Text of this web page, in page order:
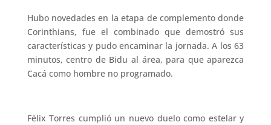
Hubo novedades en la etapa de complemento donde
Corinthians, fue el combinado que demostró sus
características y pudo encaminar la jornada. A los 63
minutos, centro de Bidu al área, para que aparezca
Cacá como hombre no programado.
Félix Torres cumplió un nuevo duelo como estelar y